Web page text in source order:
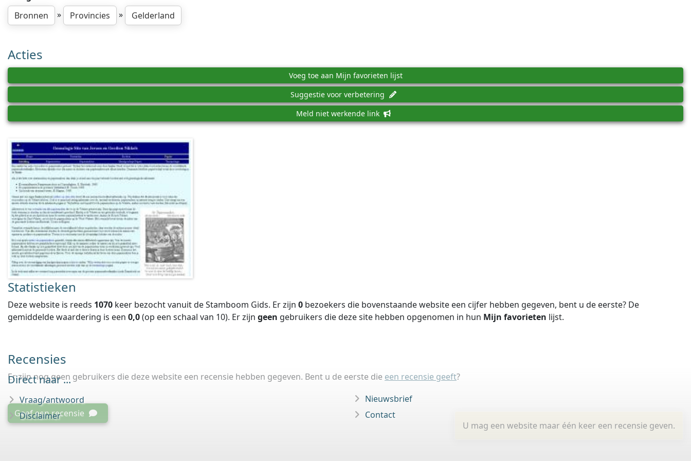
Bronnen
» Provincies » Gelderland
Acties
Voeg toe aan Mijn favorieten lijst
Suggestie voor verbetering
Meld niet werkende link
Statistieken
Deze website is reeds 1070 keer bezocht vanuit de Stamboom Gids. Er zijn 0 bezoekers die bovenstaande website een cijfer hebben gegeven, bent u de eerste? De
gemiddelde waardering is een 0,0(op een schaal van 10). Er zijn geen gebruikers die deze site hebben opgenomen in hun Mijn favorieten lijst.
Recensies
Er zijn nog geen gebruikers die deze website een recensie hebben gegeven. Bent u de eerste die een recensie geeft?
U mag een website maar één keer een recensie geven.
Geef een recensie
Direct naar ...
Vraag/antwoord
Disclaimer
Nieuwsbrief
Contact